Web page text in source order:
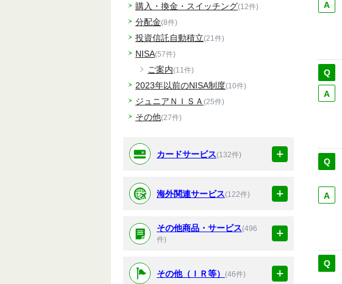
購入・換金・スイッチング(12件)
分配金(8件)
投資信託自動積立(21件)
NISA(57件)
ご案内(11件)
2023年以前のNISA制度(10件)
ジュニアＮＩＳＡ (25件)
その他(27件)
カードサービス(132件)
海外関連サービス(122件)
その他商品・サービス(496
件)
その他（ＩＲ等） (46件)